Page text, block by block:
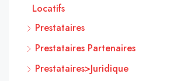
Locatifs
Prestataires
Prestataires Partenaires
Prestataires>Juridique